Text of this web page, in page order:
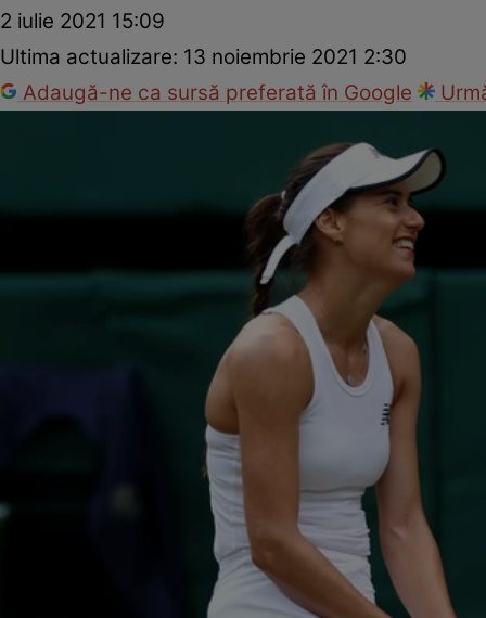
2 iulie 2021 15:09
Ultima actualizare: 13 noiembrie 2021 2:30
Adaugă-ne ca sursă preferată în Google